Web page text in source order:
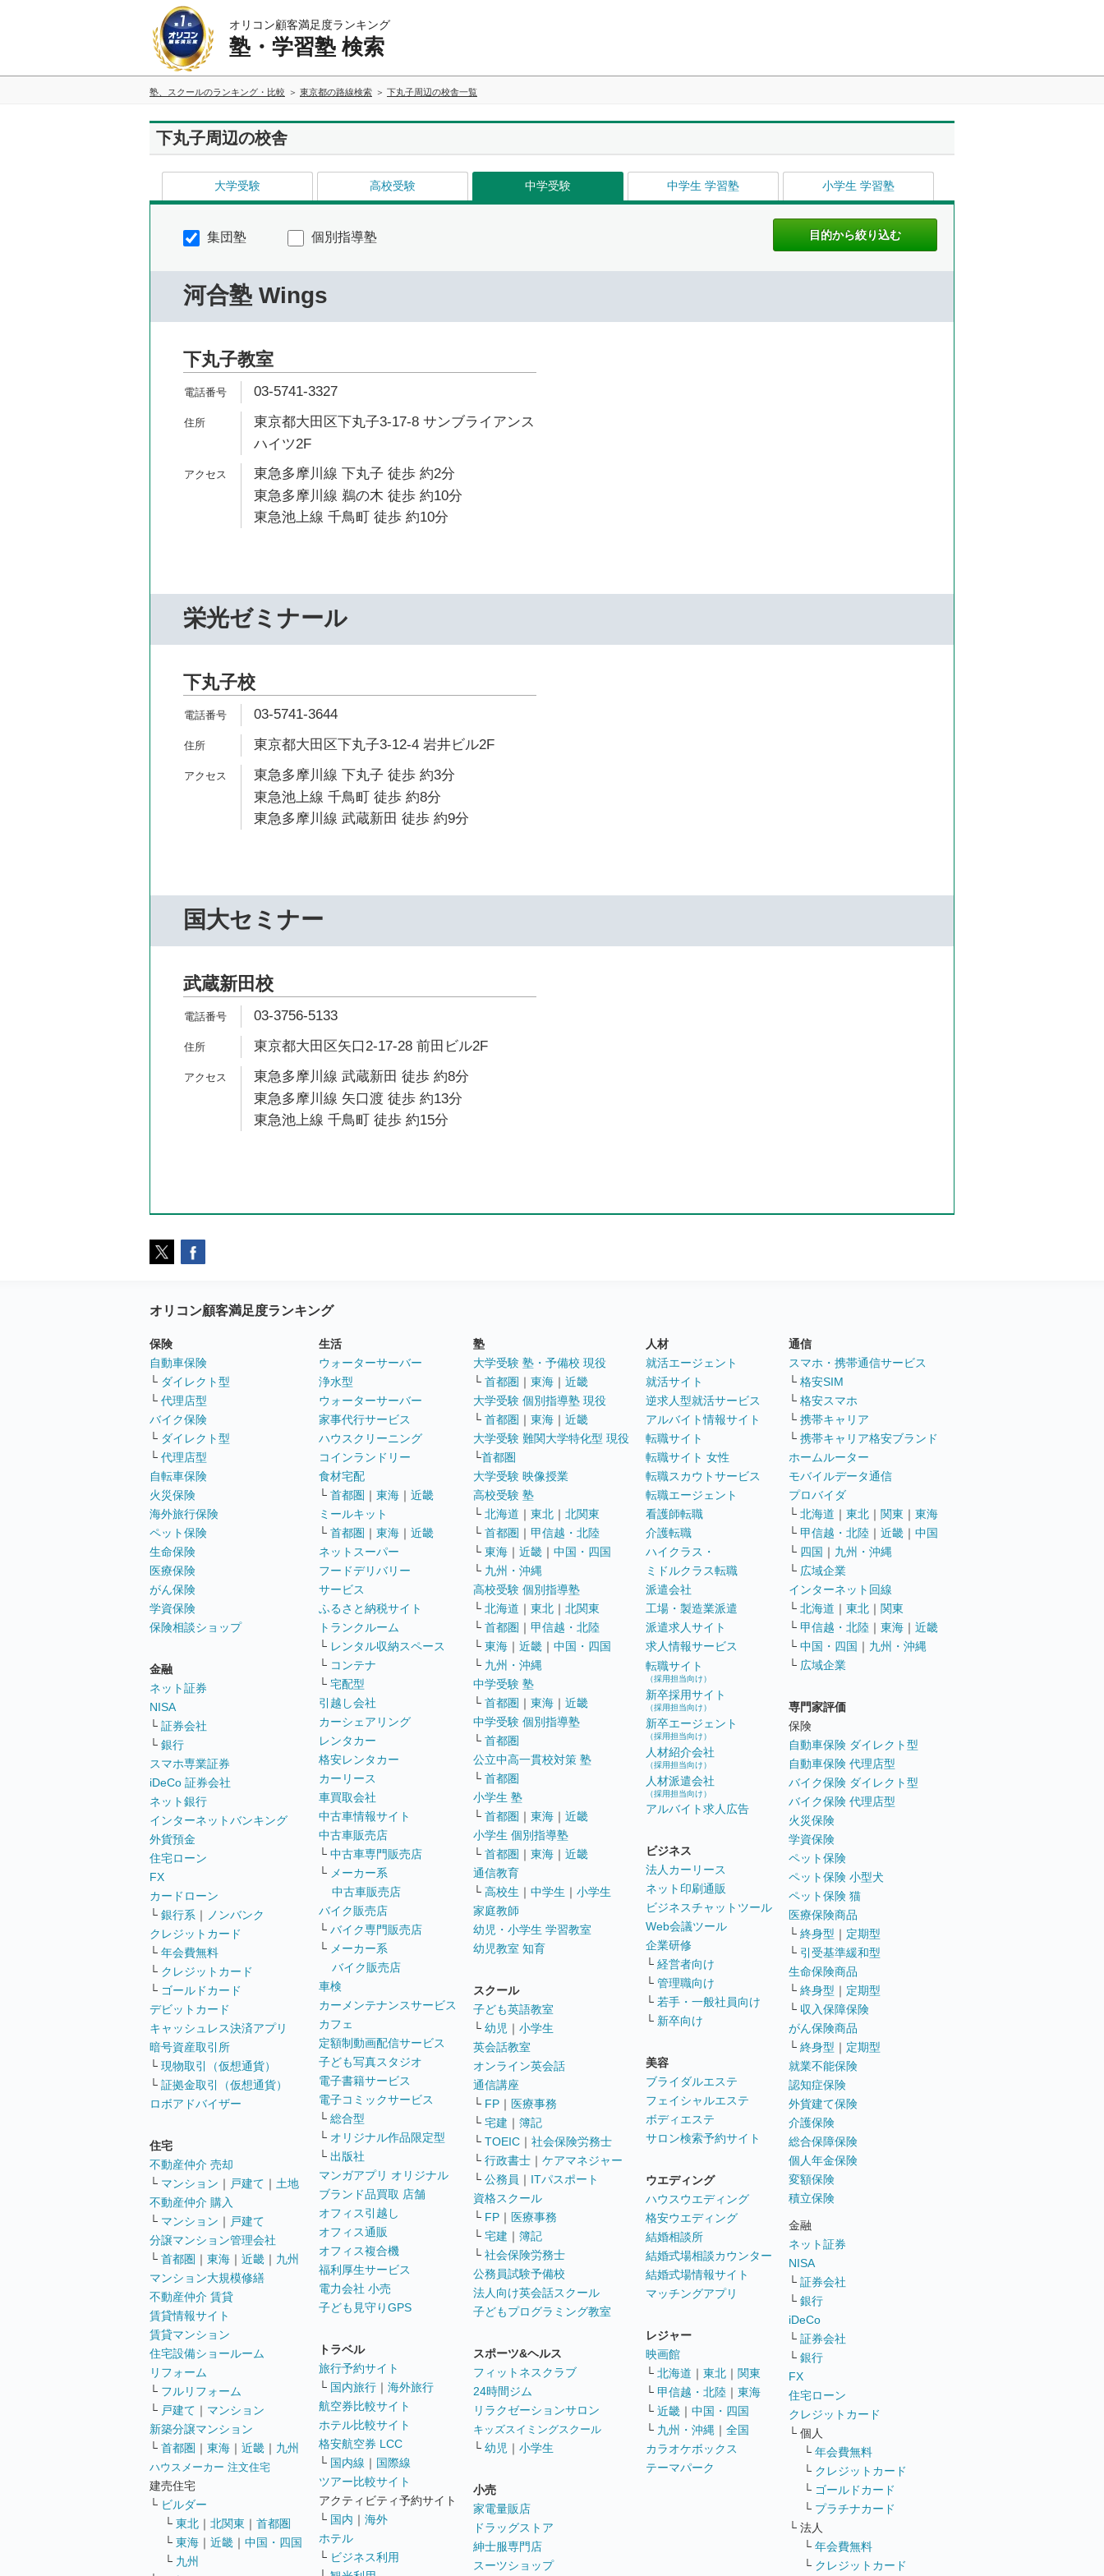
オリコン顧客満足度ランキング
塾・学習塾 検索
塾、スクールのランキング・比較 東京都の路線検索 下丸子周辺の校舎一覧
下丸子周辺の校舎
大学受験 高校受験 中学受験 中学生 学習塾 小学生 学習塾
集団塾 個別指導塾
河合塾 Wings
下丸子教室
03-5741-3327
東京都大田区下丸子3-17-8 サンブライアンス
ハイツ2F
東急多摩川線 下丸子 徒歩 約2分
東急多摩川線 鵜の木 徒歩 約10分
東急池上線 千鳥町 徒歩 約10分
栄光ゼミナール
下丸子校
03-5741-3644
東京都大田区下丸子3-12-4 岩井ビル2F
東急多摩川線 下丸子 徒歩 約3分
東急池上線 千鳥町 徒歩 約8分
東急多摩川線 武蔵新田 徒歩 約9分
国大セミナー
武蔵新田校
03-3756-5133
東京都大田区矢口2-17-28 前田ビル2F
東急多摩川線 武蔵新田 徒歩 約8分
東急多摩川線 矢口渡 徒歩 約13分
東急池上線 千鳥町 徒歩 約15分
オリコン顧客満足度ランキング
保険
自動車保険
└ ダイレクト型
└ 代理店型
バイク保険
└ ダイレクト型
└ 代理店型
自転車保険
火災保険
海外旅行保険
ペット保険
生命保険
医療保険
がん保険
学資保険
保険相談ショップ
金融
ネット証券
NISA
└ 証券会社
└ 銀行
スマホ専業証券
iDeCo 証券会社
ネット銀行
インターネットバンキング
外貨預金
住宅ローン
FX
カードローン
└ 銀行系 ｜
ノンバンク
クレジットカード
└ 年会費無料
└ クレジットカード
└ ゴールドカード
デビットカード
キャッシュレス決済アプリ
暗号資産取引所
└ 現物取引（仮想通貨）
└ 証拠金取引（仮想通貨）
ロボアドバイザー
住宅
不動産仲介 売却
└ マンション ｜ 戸建て ｜ 土地
不動産仲介 購入
└ マンション ｜ 戸建て
分譲マンション管理会社
└ 首都圏 ｜ 東海 ｜ 近畿 ｜ 九州
マンション大規模修繕
不動産仲介 賃貸
賃貸情報サイト
賃貸マンション
住宅設備ショールーム
リフォーム
└ フルリフォーム
└ 戸建て ｜ マンション
新築分譲マンション
└ 首都圏 ｜ 東海 ｜ 近畿 ｜ 九州
ハウスメーカー 注文住宅
建売住宅
└ ビルダー
└ 東北 ｜ 北関東 ｜ 首都圏
└ 東海 ｜ 近畿 ｜ 中国・四国
└ 九州
生活
ウォーターサーバー
浄水型
ウォーターサーバー
家事代行サービス
ハウスクリーニング
コインランドリー
食材宅配
└ 首都圏 ｜ 東海 ｜ 近畿
ミールキット
└ 首都圏 ｜ 東海 ｜ 近畿
ネットスーパー
フードデリバリー
サービス
ふるさと納税サイト
トランクルーム
└ レンタル収納スペース
└ コンテナ
└ 宅配型
引越し会社
カーシェアリング
レンタカー
格安レンタカー
カーリース
車買取会社
中古車情報サイト
中古車販売店
└ 中古車専門販売店
└ メーカー系
中古車販売店
バイク販売店
└ バイク専門販売店
└ メーカー系
バイク販売店
車検
カーメンテナンスサービス
カフェ
定額制動画配信サービス
子ども写真スタジオ
電子書籍サービス
電子コミックサービス
└ 総合型
└ オリジナル作品限定型
└ 出版社
マンガアプリ オリジナル
ブランド品買取 店舗
オフィス引越し
オフィス通販
オフィス複合機
福利厚生サービス
電力会社 小売
子ども見守りGPS
トラベル
旅行予約サイト
└ 国内旅行 ｜ 海外旅行
航空券比較サイト
ホテル比較サイト
格安航空券 LCC
└ 国内線 ｜ 国際線
ツアー比較サイト
アクティビティ予約サイト
└ 国内 ｜ 海外
ホテル
└ ビジネス利用
塾
大学受験 塾・予備校 現役
└ 首都圏 ｜ 東海 ｜ 近畿
大学受験 個別指導塾 現役
└ 首都圏 ｜ 東海 ｜ 近畿
大学受験 難関大学特化型 現役
└首都圏
大学受験 映像授業
高校受験 塾
└ 北海道 ｜ 東北 ｜ 北関東
└ 首都圏 ｜ 甲信越・北陸
└ 東海 ｜ 近畿 ｜ 中国・四国
└ 九州・沖縄
高校受験 個別指導塾
└ 北海道 ｜ 東北 ｜ 北関東
└ 首都圏 ｜ 甲信越・北陸
└ 東海 ｜ 近畿 ｜ 中国・四国
└ 九州・沖縄
中学受験 塾
└ 首都圏 ｜ 東海 ｜ 近畿
中学受験 個別指導塾
└ 首都圏
公立中高一貫校対策 塾
└ 首都圏
小学生 塾
└ 首都圏 ｜ 東海 ｜ 近畿
小学生 個別指導塾
└ 首都圏 ｜ 東海 ｜ 近畿
通信教育
└ 高校生 ｜ 中学生 ｜ 小学生
家庭教師
幼児・小学生 学習教室
幼児教室 知育
スクール
子ども英語教室
└ 幼児 ｜ 小学生
英会話教室
オンライン英会話
通信講座
└ FP ｜ 医療事務
└ 宅建 ｜ 簿記
└ TOEIC ｜ 社会保険労務士
└ 行政書士 ｜ ケアマネジャー
└ 公務員 ｜ ITパスポート
資格スクール
└ FP ｜ 医療事務
└ 宅建 ｜ 簿記
└ 社会保険労務士
公務員試験予備校
法人向け英会話スクール
子どもプログラミング教室
スポーツ&ヘルス
フィットネスクラブ
24時間ジム
リラクゼーションサロン
キッズスイミングスクール
└ 幼児 ｜ 小学生
小売
家電量販店
ドラッグストア
紳士服専門店
スーツショップ
人材
就活エージェント
就活サイト
逆求人型就活サービス
アルバイト情報サイト
転職サイト
転職サイト 女性
転職スカウトサービス
転職エージェント
看護師転職
介護転職
ハイクラス・
ミドルクラス転職
派遣会社
工場・製造業派遣
派遣求人サイト
求人情報サービス
転職サイト
（採用担当向け）
新卒採用サイト
（採用担当向け）
新卒エージェント
（採用担当向け）
人材紹介会社
（採用担当向け）
人材派遣会社
（採用担当向け）
アルバイト求人広告
ビジネス
法人カーリース
ネット印刷通販
ビジネスチャットツール
Web会議ツール
企業研修
└ 経営者向け
└ 管理職向け
└ 若手・一般社員向け
└ 新卒向け
美容
ブライダルエステ
フェイシャルエステ
ボディエステ
サロン検索予約サイト
ウエディング
ハウスウエディング
格安ウエディング
結婚相談所
結婚式場相談カウンター
結婚式場情報サイト
マッチングアプリ
レジャー
映画館
└ 北海道 ｜ 東北 ｜ 関東
└ 甲信越・北陸 ｜ 東海
└ 近畿 ｜ 中国・四国
└ 九州・沖縄 ｜ 全国
カラオケボックス
テーマパーク
通信
スマホ・携帯通信サービス
└ 格安SIM
└ 格安スマホ
└ 携帯キャリア
└ 携帯キャリア格安ブランド
ホームルーター
モバイルデータ通信
プロバイダ
└ 北海道 ｜ 東北 ｜ 関東 ｜ 東海
└ 甲信越・北陸 ｜ 近畿 ｜ 中国
└ 四国 ｜ 九州・沖縄
└ 広域企業
インターネット回線
└ 北海道 ｜ 東北 ｜ 関東
└ 甲信越・北陸 ｜ 東海 ｜ 近畿
└ 中国・四国 ｜ 九州・沖縄
└ 広域企業
専門家評価
保険
自動車保険 ダイレクト型
自動車保険 代理店型
バイク保険 ダイレクト型
バイク保険 代理店型
火災保険
学資保険
ペット保険
ペット保険 小型犬
ペット保険 猫
医療保険商品
└ 終身型 ｜ 定期型
└ 引受基準緩和型
生命保険商品
└ 終身型 ｜ 定期型
└ 収入保障保険
がん保険商品
└ 終身型 ｜ 定期型
就業不能保険
認知症保険
外貨建て保険
介護保険
総合保障保険
個人年金保険
変額保険
積立保険
金融
ネット証券
NISA
└ 証券会社
└ 銀行
iDeCo
└ 証券会社
└ 銀行
FX
住宅ローン
クレジットカード
└ 個人
└ 年会費無料
└ クレジットカード
└ ゴールドカード
└ プラチナカード
└ 法人
└ 年会費無料
└ クレジットカード